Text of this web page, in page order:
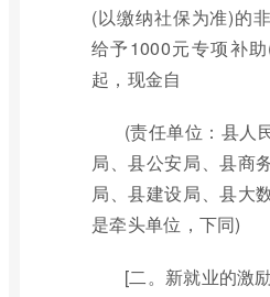
(以缴纳社保为准)的
给予1000元专项补
起，现金自
(责任单位：县人
局、县公安局、县商
局、县建设局、县大
是牵头单位，下同)
[二。新就业的激